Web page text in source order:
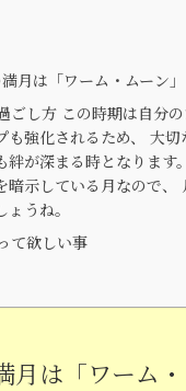
月は「ワーム・ムーン
ごし方 この時期は自分
も強化されるため、 大
絆が深まる時となりま
暗示している月なので
うね。
て欲しい事
月は「ワーム